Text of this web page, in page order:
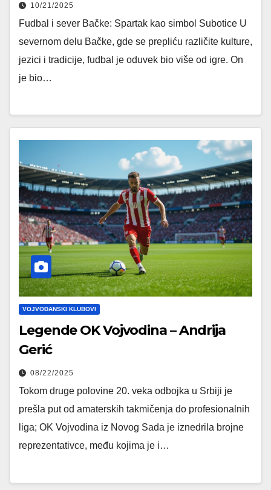
10/21/2025
Fudbal i sever Bačke: Spartak kao simbol Subotice U
severnom delu Bačke, gde se prepliću različite kulture,
jezici i tradicije, fudbal je oduvek bio više od igre. On
je bio…
VOJVOĐANSKI KLUBOVI
Legende OK Vojvodina – Andrija
Gerić
08/22/2025
Tokom druge polovine 20. veka odbojka u Srbiji je
prešla put od amaterskih takmičenja do profesionalnih
liga; OK Vojvodina iz Novog Sada je iznedrila brojne
reprezentativce, među kojima je i…